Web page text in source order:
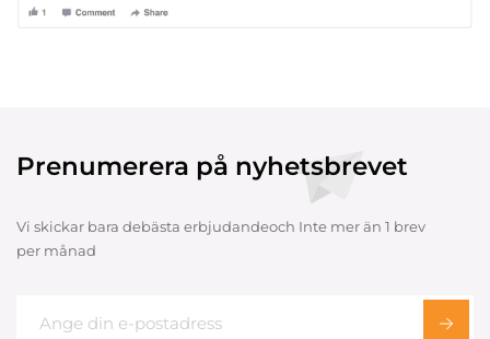
Prenumerera på nyhetsbrevet
Vi skickar bara debästa erbjudandeoch Inte mer än 1 brev
per månad